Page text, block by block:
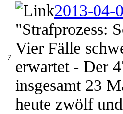
7
2013-04-
"Strafprozess:
Vier Fälle
erwartet - Der
insgesamt 23
heute zwölf